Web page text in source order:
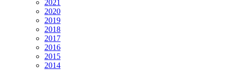
2021
2020
2019
2018
2017
2016
2015
2014